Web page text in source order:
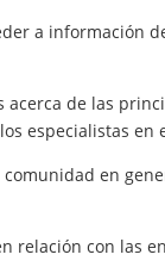
a información
de las
especialistas
en
relación con las